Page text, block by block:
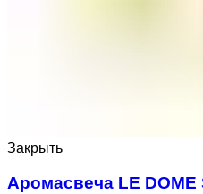
Закрыть
Аромасвеча LE DOME